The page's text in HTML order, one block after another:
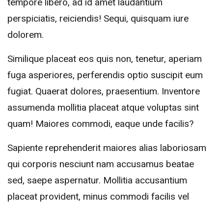
perspiciatis, reiciendis! Sequi, quisquam iure
dolorem.
Similique placeat eos quis non, tenetur, aperiam
fuga asperiores, perferendis optio suscipit eum
fugiat. Quaerat dolores, praesentium. Inventore
assumenda mollitia placeat atque voluptas sint
quam! Maiores commodi, eaque unde facilis?
Sapiente reprehenderit maiores alias laboriosam
qui corporis nesciunt nam accusamus beatae
sed, saepe aspernatur. Mollitia accusantium
placeat provident, minus commodi facilis vel